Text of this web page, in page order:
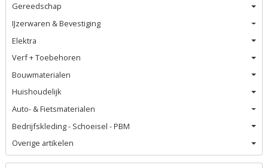
Gereedschap
IJzerwaren & Bevestiging
Elektra
Verf + Toebehoren
Bouwmaterialen
Huishoudelijk
Auto- & Fietsmaterialen
Bedrijfskleding - Schoeisel - PBM
Overige artikelen